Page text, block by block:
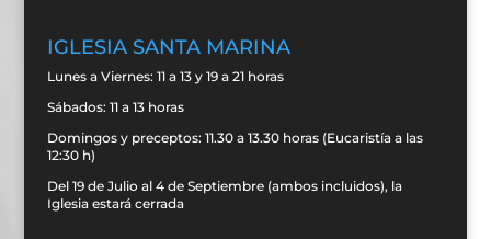
IGLESIA SANTA MARINA
Lunes a Viernes: 11 a 13 y 19 a 21 horas
Sábados: 11 a 13 horas
Domingos y preceptos: 11.30 a 13.30 horas (Eucaristía a las
12:30 h)
Del 19 de Julio al 4 de Septiembre (ambos incluidos), la
Iglesia estará cerrada